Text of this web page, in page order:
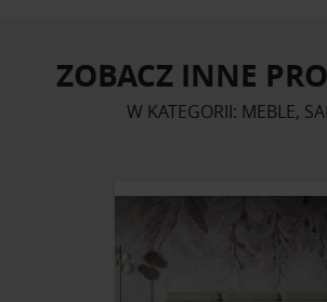
ZOBACZ INNE
W KATEGORII: MEBLE,